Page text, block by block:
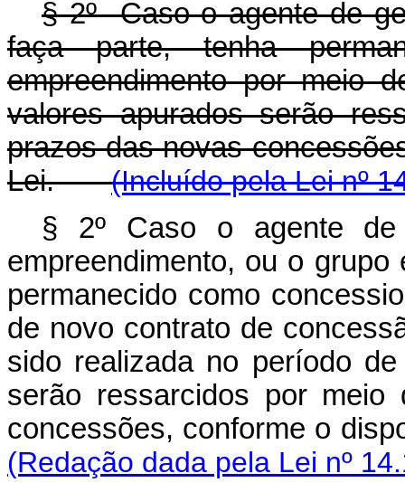
§ 2º Caso o agente de
faça parte, tenha
empreendimento por meio
valores apurados serão
prazos das novas
Lei.(Incluído pela Lei nº
§ 2º Caso o agente de
empreendimento, ou o
permanecido como
de novo contrato de
sido realizada no período
serão ressarcidos por
concessões, conforme o
(Redação dada pela Lei nº